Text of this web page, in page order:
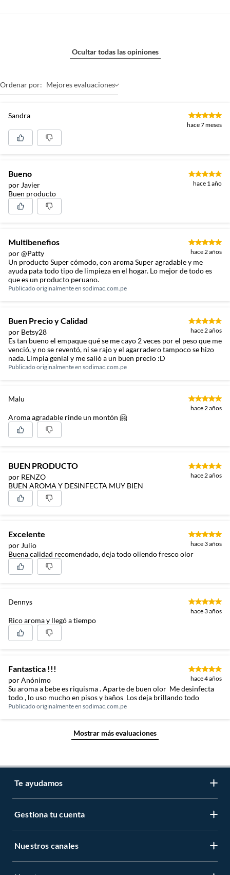
Ocultar todas las opiniones
Ordenar por: Mejores evaluaciones
Sandra
hace 7 meses
Bueno
por Javier hace 1 año
Buen producto
Multibenefios
por @Patty hace 2 años
Un producto Super cómodo, con aroma Super agradable y me
ayuda pata todo tipo de limpieza en el hogar. Lo mejor de todo es
que es un producto peruano.
Publicado originalmente en sodimac.com.pe
Buen Precio y Calidad
por Betsy28 hace 2 años
Es tan bueno el empaque qué se me cayo 2 veces por el peso que me
venció, y no se reventó, ni se rajo y el agarradero tampoco se hizo
nada. Limpia genial y me salió a un buen precio :D
Publicado originalmente en sodimac.com.pe
Malu
hace 2 años
Aroma agradable rinde un montón 🤗
BUEN PRODUCTO
por RENZO hace 2 años
BUEN AROMA Y DESINFECTA MUY BIEN
Excelente
por Julio hace 3 años
Buena calidad recomendado, deja todo oliendo fresco olor
Dennys
hace 3 años
Rico aroma y llegó a tiempo
Fantastica !!!
por Anónimo hace 4 años
Su aroma a bebe es riquisma . Aparte de buen olor Me desinfecta
todo , lo uso mucho en pisos y baños Los deja brillando todo
Publicado originalmente en sodimac.com.pe
Mostrar más evaluaciones
Te ayudamos
LIbro de reclamaciones
Gestiona tu cuenta
Mi cuenta
Nuestros canales